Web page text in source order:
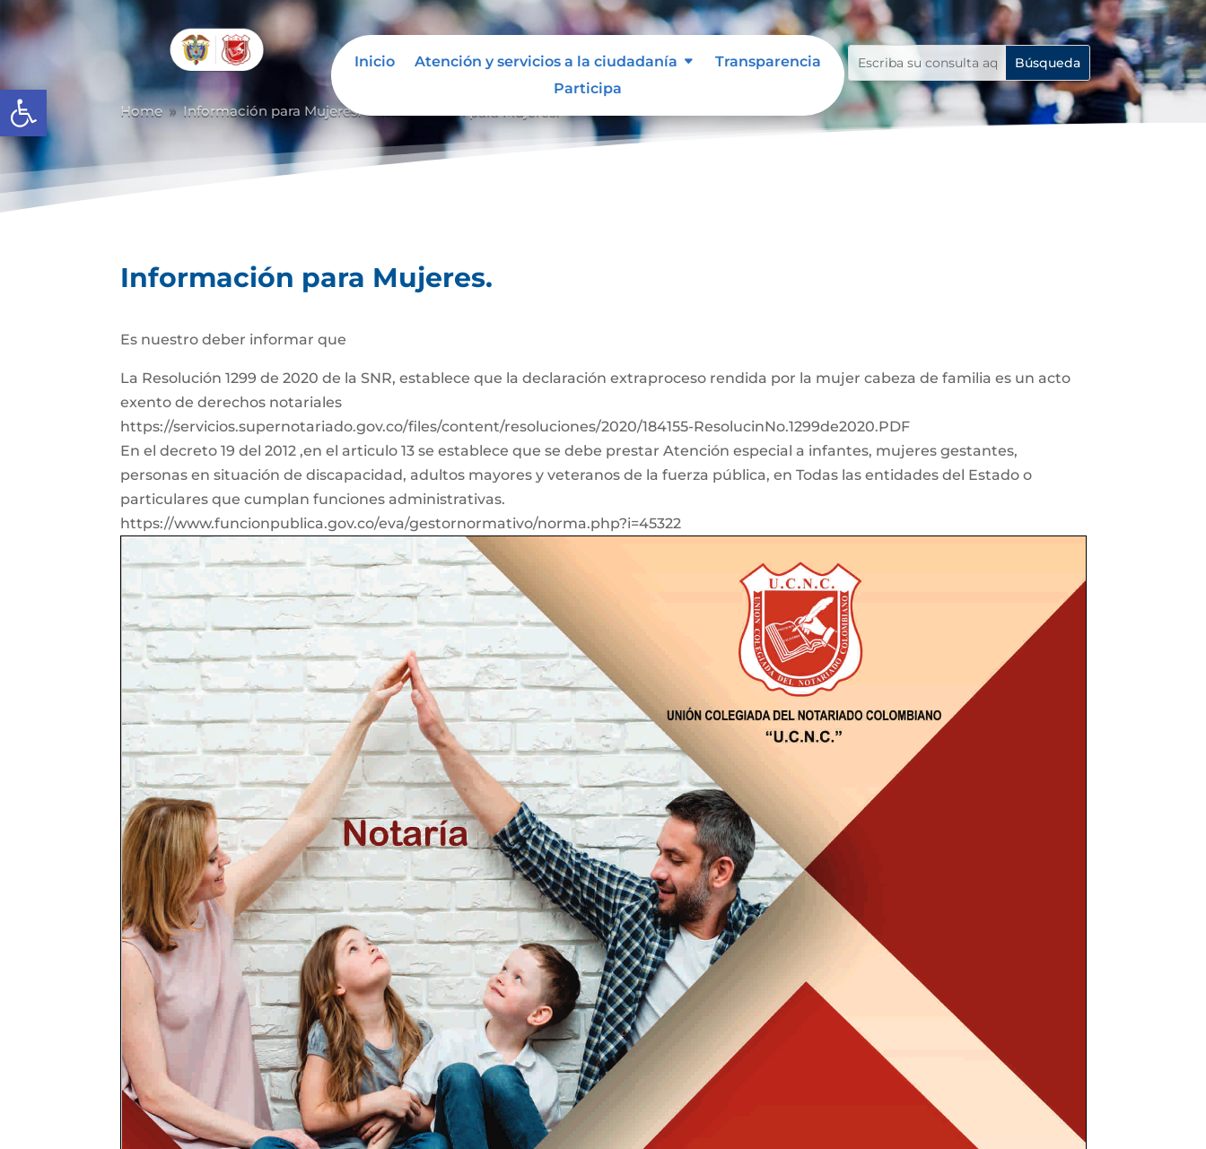
Abrir barra de herramientas
Inicio Atención y servicios a la ciudadanía
Transparencia
Participa
Home 9 Información para Mujeres. 9
Información para Mujeres.
Es nuestro deber informar que
La Resolución 1299 de 2020 de la SNR, establece que la declaración extraproceso rendida por la mujer cabeza de familia es un acto
exento de derechos notariales
https://servicios.supernotariado.gov.co/files/content/resoluciones/2020/184155-ResolucinNo.1299de2020.PDF
En el decreto 19 del 2012 ,en el articulo 13 se establece que se debe prestar Atención especial a infantes, mujeres gestantes,
personas en situación de discapacidad, adultos mayores y veteranos de la fuerza pública, en Todas las entidades del Estado o
particulares que cumplan funciones administrativas.
https://www.funcionpublica.gov.co/eva/gestornormativo/norma.php?i=45322